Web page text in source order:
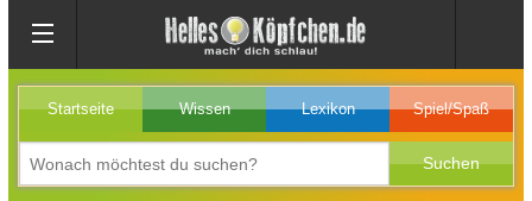
Startseite Wissen Lexikon Spiel/Spaß